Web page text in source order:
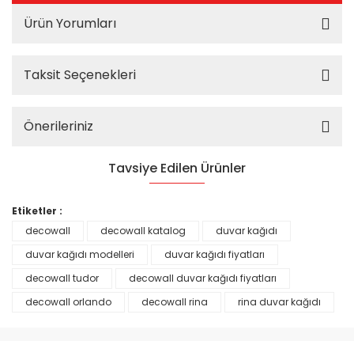
Ürün Yorumları
Taksit Seçenekleri
Önerileriniz
Tavsiye Edilen Ürünler
Etiketler :
decowall
decowall katalog
duvar kağıdı
duvar kağıdı modelleri
duvar kağıdı fiyatları
decowall tudor
decowall duvar kağıdı fiyatları
decowall orlando
decowall rina rina duvar kağıdı